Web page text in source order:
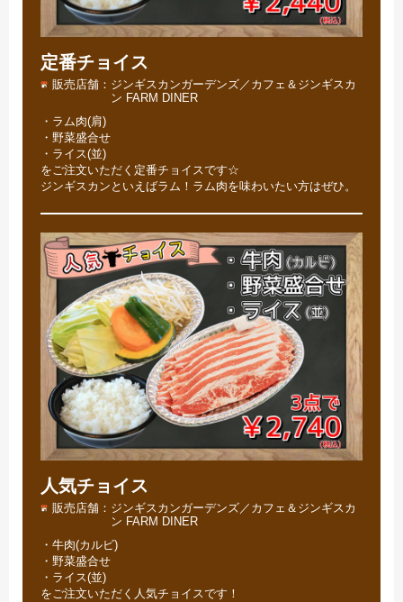
定番チョイス
販売店舗
ジンギスカンガーデンズ／カフェ＆ジンギスカ
ン FARM DINER
・ラム肉(肩)
・野菜盛合せ
・ライス(並)
をご注文いただく定番チョイスです☆
ジンギスカンといえばラム！ラム肉を味わいたい方はぜひ。
人気チョイス
販売店舗
ジンギスカンガーデンズ／カフェ＆ジンギスカ
ン FARM DINER
・牛肉(カルビ)
・野菜盛合せ
・ライス(並)
をご注文いただく人気チョイスです！